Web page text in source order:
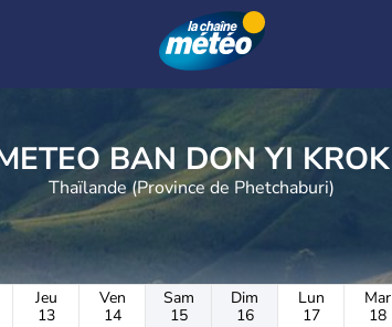
METEO BAN DON YI KROK
Thaïlande (Province de Phetchaburi)
Jeu
13
Ven
14
Sam
15
Dim
16
Lun
17
Mar
18